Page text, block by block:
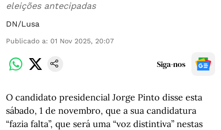
eleições antecipadas
DN/Lusa
Publicado a: 01 Nov 2025, 20:07
Siga-nos
O candidato presidencial Jorge Pinto disse esta
sábado, 1 de novembro, que a sua candidatura
“fazia falta”, que será uma “voz distintiva” nestas